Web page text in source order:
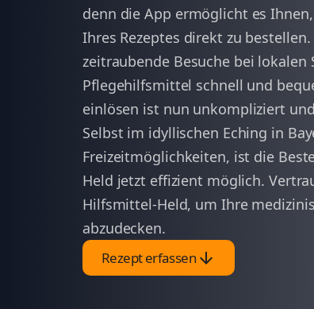
denn die App ermöglicht es
Ihres Rezeptes direkt zu
zeitraubende Besuche bei
Pflegehilfsmittel schnell und
einlösen ist nun unkompliziert
Selbst im idyllischen Eching in
Freizeitmöglichkeiten, ist die
Held jetzt effizient möglich.
Hilfsmittel-Held, um Ihre
abzudecken.
Rezept erfassenarrow_downward